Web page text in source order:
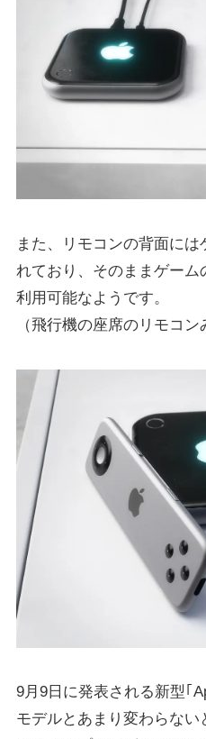
また、リモコンの背面に
れており、そのままゲー
利用可能なようです。
（飛行機の座席のリモコン
9月9日に発表される新型｢
モデルとあまり変わらない